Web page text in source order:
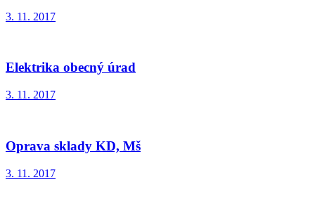
3. 11. 2017
Elektrika obecný úrad
3. 11. 2017
Oprava sklady KD, Mš
3. 11. 2017